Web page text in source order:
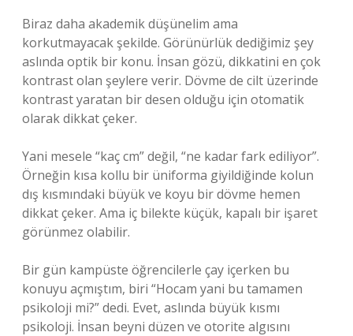
Biraz daha akademik düşünelim ama
korkutmayacak şekilde. Görünürlük dediğimiz şey
aslında optik bir konu. İnsan gözü, dikkatini en çok
kontrast olan şeylere verir. Dövme de cilt üzerinde
kontrast yaratan bir desen olduğu için otomatik
olarak dikkat çeker.
Yani mesele “kaç cm” değil, “ne kadar fark ediliyor”.
Örneğin kısa kollu bir üniforma giyildiğinde kolun
dış kısmındaki büyük ve koyu bir dövme hemen
dikkat çeker. Ama iç bilekte küçük, kapalı bir işaret
görünmez olabilir.
Bir gün kampüste öğrencilerle çay içerken bu
konuyu açmıştım, biri “Hocam yani bu tamamen
psikoloji mi?” dedi. Evet, aslında büyük kısmı
psikoloji. İnsan beyni düzen ve otorite algısını